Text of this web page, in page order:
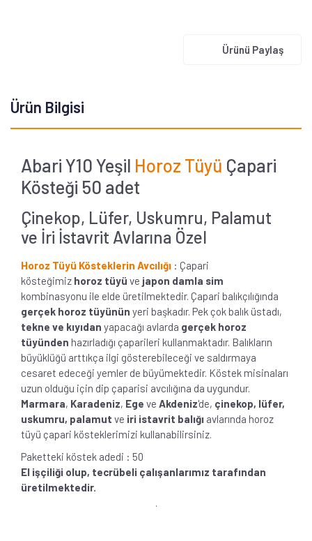
Ürünü Paylaş
Ürün Bilgisi
Abari Y10 Yeşil Horoz Tüyü Çapari
Kösteği 50 adet
Çinekop, Lüfer, Uskumru, Palamut
ve İri İstavrit Avlarına Özel
Horoz Tüyü Kösteklerin Avcılığı : Çapari
kösteğimiz horoz tüyü ve japon damla sim
kombinasyonu ile elde üretilmektedir. Çapari balıkçılığında
gerçek horoz tüyünün yeri başkadır. Pek çok balık üstadı,
tekne ve kıyıdan yapacağı avlarda gerçek horoz
tüyünden hazırladığı çaparileri kullanmaktadır. Balıkların
büyüklüğü arttıkça ilgi gösterebileceği ve saldırmaya
cesaret edeceği yemler de büyümektedir. Köstek misinaları
uzun olduğu için dip çaparisi avcılığına da uygundur.
Marmara, Karadeniz, Ege ve Akdeniz'de, çinekop, lüfer,
uskumru, palamut ve iri istavrit balığı avlarında horoz
tüyü çapari kösteklerimizi kullanabilirsiniz.
Paketteki köstek adedi : 50
El işçiliği olup, tecrübeli çalışanlarımız tarafından
üretilmektedir.